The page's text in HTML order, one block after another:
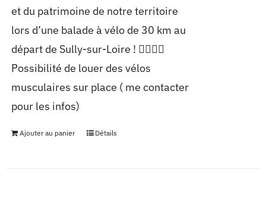
et du patrimoine de notre territoire
lors d’une balade à vélo de 30 km au
départ de Sully-sur-Loire ! 🚴‍♀️🚴‍♂️
Possibilité de louer des vélos
musculaires sur place ( me contacter
pour les infos)
Ajouter au panier Détails